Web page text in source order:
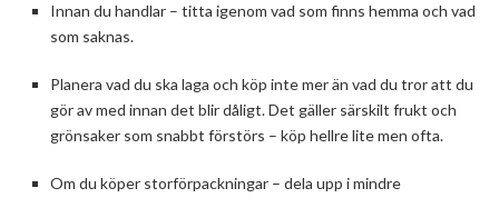
Innan du handlar – titta igenom vad som finns hemma och vad
som saknas.
Planera vad du ska laga och köp inte mer än vad du tror att du
gör av med innan det blir dåligt. Det gäller särskilt frukt och
grönsaker som snabbt förstörs – köp hellre lite men ofta.
Om du köper storförpackningar – dela upp i mindre